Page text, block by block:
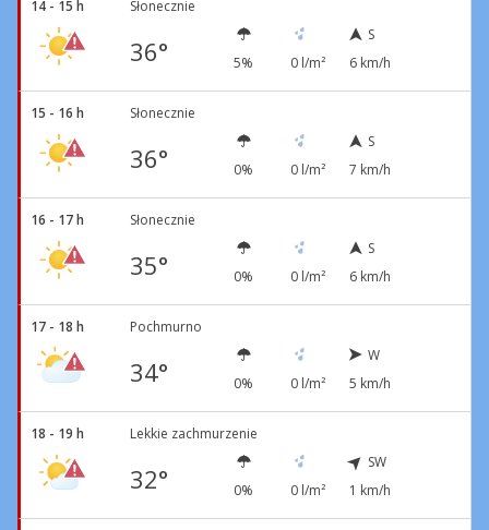
14 - 15 h Słonecznie
36° 5% 0 l/m²
S
6 km/h
15 - 16 h Słonecznie
36° 0% 0 l/m²
S
7 km/h
16 - 17 h Słonecznie
35° 0% 0 l/m²
S
6 km/h
17 - 18 h Pochmurno
34° 0% 0 l/m²
W
5 km/h
18 - 19 h Lekkie zachmurzenie
32° 0% 0 l/m²
SW
1 km/h